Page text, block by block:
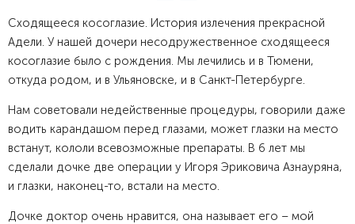
Сходящееся косоглазие. История излечения прекрасной
Адели. У нашей дочери несодружественное сходящееся
косоглазие было с рождения. Мы лечились и в Тюмени,
откуда родом, и в Ульяновске, и в Санкт-Петербурге.
Нам советовали недейственные процедуры, говорили даже
водить карандашом перед глазами, может глазки на место
встанут, кололи всевозможные препараты. В 6 лет мы
сделали дочке две операции у Игоря Эриковича Азнауряна,
и глазки, наконец-то, встали на место.
Дочке доктор очень нравится, она называет его – мой